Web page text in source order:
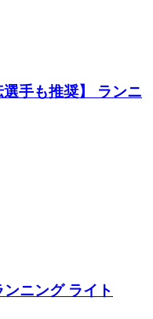
手も推奨】 ランニ
ニング ライト